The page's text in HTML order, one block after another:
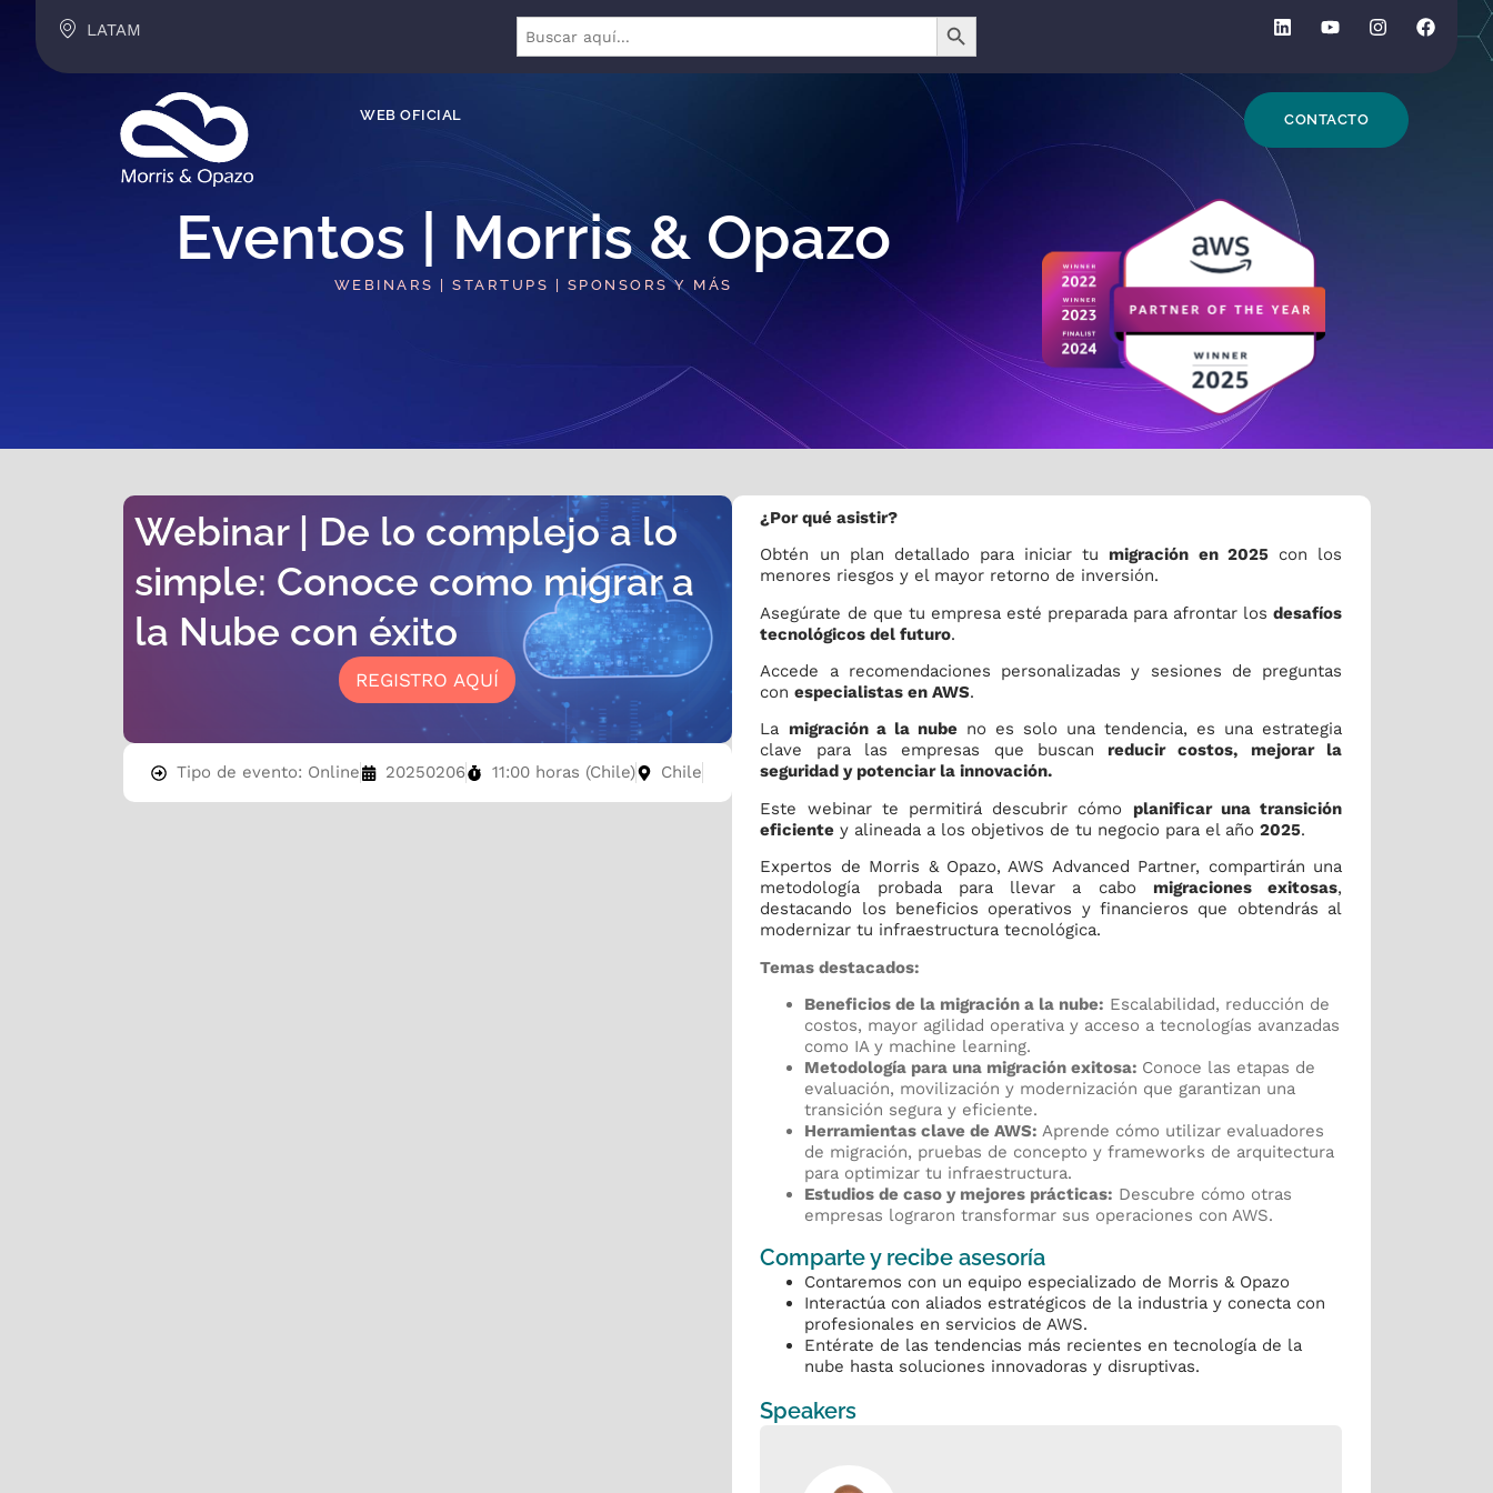
LATAM Buscar:
BOTÓN DE BÚSQUEDA
WEB OFICIAL CONTACTO
Eventos | Morris & Opazo​
WEBINARS | STARTUPS | SPONSORS Y MÁS
Webinar | De lo complejo a lo
simple: Conoce como migrar a
la Nube con éxito
REGISTRO AQUÍ
Tipo de evento: Online 20250206 11:00 horas (Chile) Chile
¿Por qué asistir?
Obtén un plan detallado para iniciar tu migración en 2025con los
menores riesgos y el mayor retorno de inversión.
Asegúrate de que tu empresa esté preparada para afrontar los desafíos
tecnológicos del futuro.
Accede a recomendaciones personalizadas y sesiones de preguntas
conespecialistas en AWS.
La migración a la nubeno es solo una tendencia, es una estrategia
clave para las empresas que buscan reducir costos, mejorar la
seguridad y potenciar la innovación.
Este webinar te permitirá descubrir cómo planificar una transición
eficiente y alineada a los objetivos de tu negocio para el año2025.
Expertos de Morris & Opazo, AWS Advanced Partner, compartirán una
metodología probada para llevar a cabo migraciones exitosas,
destacando los beneficios operativos y financieros que obtendrás al
modernizar tu infraestructura tecnológica.
Temas destacados:
Beneficios de la migración a la nube: Escalabilidad, reducción de
costos, mayor agilidad operativa y acceso a tecnologías avanzadas
como IA y machine learning.
Metodología para una migración exitosa: Conoce las etapas de
evaluación, movilización y modernización que garantizan una
transición segura y eficiente.
Herramientas clave de AWS:Aprende cómo utilizar evaluadores
de migración, pruebas de concepto y frameworks de arquitectura
para optimizar tu infraestructura.
Estudios de caso y mejores prácticas: Descubre cómo otras
empresas lograron transformar sus operaciones con AWS.
Comparte y recibe asesoría
Contaremos con un equipo especializado de Morris & Opazo
Interactúa con aliados estratégicos de la industria y conecta con
profesionales en servicios de AWS.
Entérate de las tendencias más recientes en tecnología de la
nube hasta soluciones innovadoras y disruptivas.
Speakers